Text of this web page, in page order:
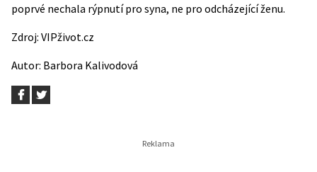
poprvé nechala rýpnutí pro syna, ne pro odcházející ženu.
Zdroj: VIPživot.cz
Autor: Barbora Kalivodová